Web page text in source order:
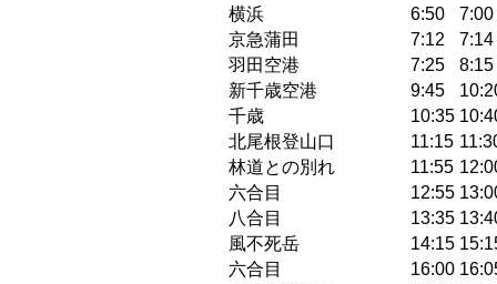
横浜
6:50
7:00
京急蒲田
7:12
7:14
羽田空港
7:25
8:15
新千歳空港
9:45
千歳
10:35
北尾根登山口
11:15
林道との別れ
11:55
六合目
12:55
八合目
13:35
風不死岳
14:15
六合目
16:00